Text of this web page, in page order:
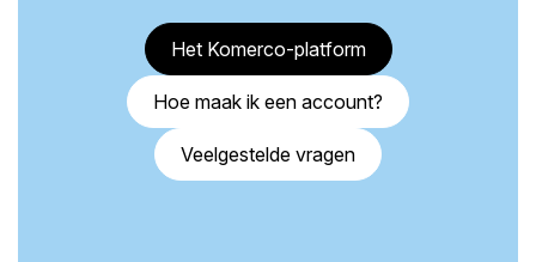
Het Komerco-platform
Hoe maak ik een account?
Veelgestelde vragen